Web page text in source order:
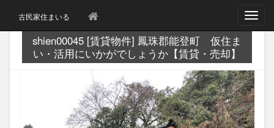
古民家住まいる
T
e
n
a
v
i
shien00045 [賃貸物件] 鳳珠郡能登町 仮住ま
い・活用にいかがでしょうか【賃貸・売却】